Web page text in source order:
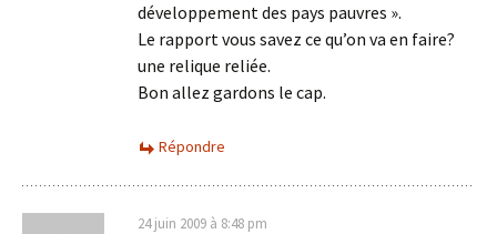
développement des pays pauvres ».
Le rapport vous savez ce qu’on va en faire?
une relique reliée.
Bon allez gardons le cap.
Répondre
24 juin 2009 à 8:48 pm